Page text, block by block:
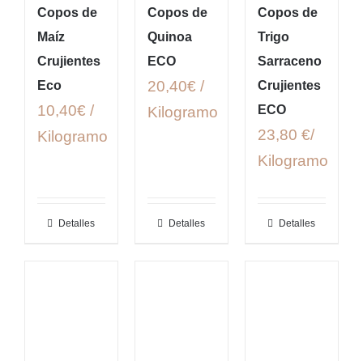
Copos de
Maíz
Crujientes
Eco
10,40€ /
Kilogramo
Detalles
Copos de
Quinoa
ECO
20,40€ /
Kilogramo
Detalles
Copos de
Trigo
Sarraceno
Crujientes
ECO
23,80 €/
Kilogramo
Detalles